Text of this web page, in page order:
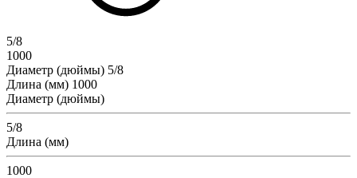
5/8
1000
Диаметр (дюймы) 5/8
Длина (мм) 1000
Диаметр (дюймы)
5/8
Длина (мм)
1000